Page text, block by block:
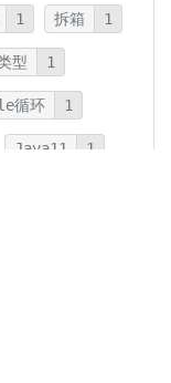
1 拆箱 1
型 1
循环 1
Java11 1